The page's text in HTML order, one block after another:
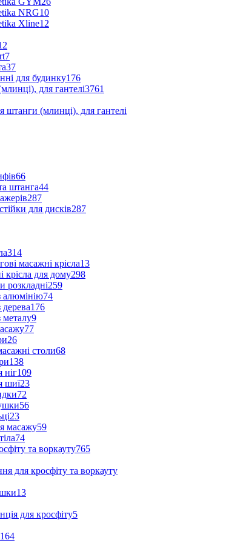
NRG10
Xline12
7
37
для будинку176
для гантелі3761
штанги (млинці), для гантелі
66
штанга44
287
для дисків287
314
масажні крісла13
крісла для дому298
розкладні259
алюмінію74
176
9
77
26
столи68
138
ніг109
шиї23
72
56
23
масажу59
74
та воркауту765
для кросфіту та воркауту
13
для кросфіту5
164